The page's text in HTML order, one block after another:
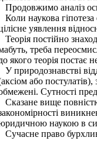
Продовжимо аналіз
Коли наукова
уявлення
Теорія постійно
треба
якого теорія постає
У природознавстві
або
Сутності
Сказане вище
наукою в
Сучасне право